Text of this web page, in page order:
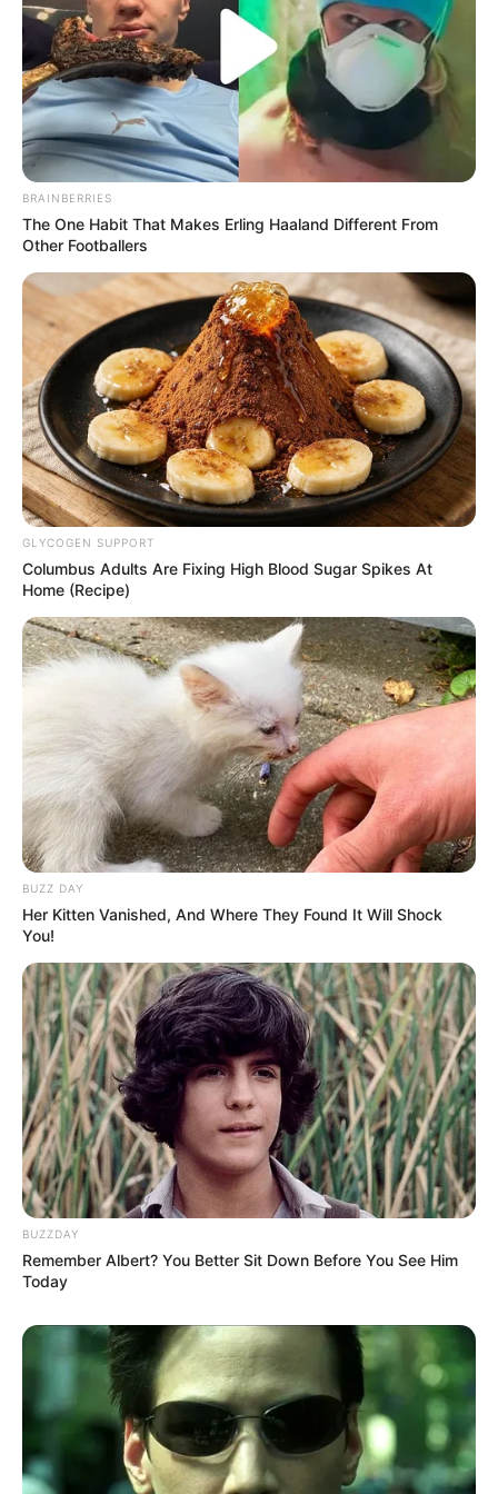
(foto: elitedaily)
Anggota dari boyband Bangtan Boys atau yang lebih dikenal
dengan BTS memiliki nama asli Park Ji Min. Ia pertama kali debut
bersama anggotanya pada 13 Juni 2013 di M! Music Countdown.
Sekarang, BTS merupakan salah satu boyband paling terkemuka,
baik secara nasional, maupun internasional. Sementara, Ji min
yang merupakan leader dan rapper utama grup vokal wanita AOA
Baca juga:Musuh Jadi Kekasih, 5 Drama Korea ini
Buktikan Kekuatan Takdir
6. Park Bo Young vs Lee Bo Young
Meskipun memiliki nama depan dan rentang umur yang relatif
jauh, kedua artis ini juga sering tertukar satu sama lain.
Park Bo Young, pemeran drama “Strong Woman Do Bong Soon”
lahir di tahun 1990.
Sementara, Lee Bo Young, istri dari aktor terkenal Ji Sung lahir
pada tahun 1979 dan terkenal melalui drama “I Can Hear Your
Voice” dan “Whisper”
7. MinAh (Girl’s Day) vs MinAh (AOA)
(foto: twitter)
Salah satu anggota AOA lain yang memiliki nama serupa dengan
selebriti lain adalah MinAh. MinAh atau dengan nama asli Kwon
Min Ah merupakan penyanyi, artis dan rapper dari girlband AOA.
BRAINBERRIES
The One Habit That Makes Erling Haaland Different From
Other Footballers
GLYCOGEN SUPPORT
Columbus Adults Are Fixing High Blood Sugar Spikes At
Home (Recipe)
BUZZ DAY
Her Kitten Vanished, And Where They Found It Will Shock
You!
BUZZDAY
Remember Albert? You Better Sit Down Before You See Him
Today